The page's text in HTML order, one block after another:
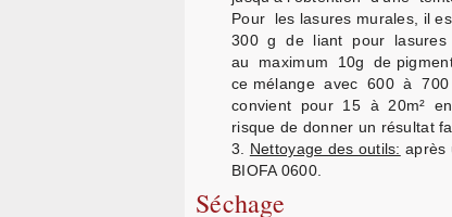
Pour les lasures murales, il
300 g de liant pour lasures
au maximum 10g de
ce mélange avec 600 à 700
convient pour 15 à 20m² en
risque de donner un résultat
Nettoyage des outils: après
BIOFA 0600.
Séchage